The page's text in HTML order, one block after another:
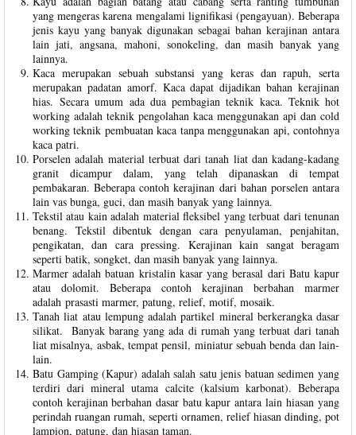
yang mengeras karena mengalami lignifikasi (pengayuan). Beberapa
jenis kayu yang banyak digunakan sebagai bahan kerajinan antara
lain jati, angsana, mahoni, sonokeling, dan masih banyak yang
lainnya.
Kaca merupakan sebuah substansi yang keras dan rapuh, serta
merupakan padatan amorf. Kaca dapat dijadikan bahan kerajinan
hias. Secara umum ada dua pembagian teknik kaca. Teknik hot
working adalah teknik pengolahan kaca menggunakan api dan cold
working teknik pembuatan kaca tanpa menggunakan api, contohnya
kaca patri.
Porselen adalah material terbuat dari tanah liat dan kadang-kadang
granit dicampur dalam, yang telah dipanaskan di tempat
pembakaran. Beberapa contoh kerajinan dari bahan porselen antara
lain vas bunga, guci, dan masih banyak yang lainnya.
Tekstil atau kain adalah material fleksibel yang terbuat dari tenunan
benang. Tekstil dibentuk dengan cara penyulaman, penjahitan,
pengikatan, dan cara pressing. Kerajinan kain sangat beragam
seperti batik, songket, dan masih banyak yang lainnya.
Marmer adalah batuan kristalin kasar yang berasal dari Batu kapur
atau dolomit. Beberapa contoh kerajinan berbahan marmer
adalah prasasti marmer, patung, relief, motif, mosaik.
Tanah liat atau lempung adalah partikel mineral berkerangka dasar
silikat. Banyak barang yang ada di rumah yang terbuat dari tanah
liat misalnya, asbak, tempat pensil, miniatur sebuah benda dan lain-
lain.
Batu Gamping (Kapur) adalah salah satu jenis batuan sedimen yang
terdiri dari mineral utama calcite (kalsium karbonat). Beberapa
contoh kerajinan berbahan dasar batu kapur antara lain hiasan yang
perindah ruangan rumah, seperti ornamen, relief hiasan dinding, pot
lampion, patung, dan hiasan taman.